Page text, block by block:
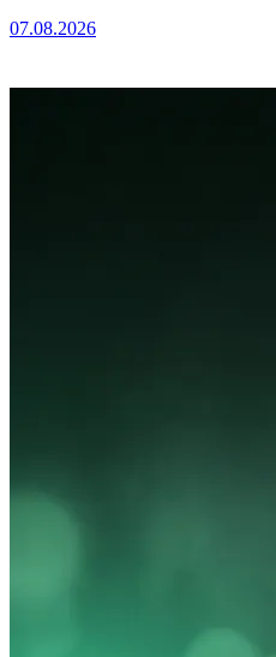
07.08.2026